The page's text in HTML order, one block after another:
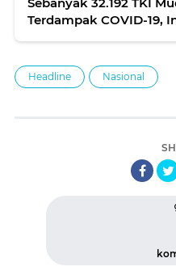
Terdampak COVID-19,
Headline Nasional